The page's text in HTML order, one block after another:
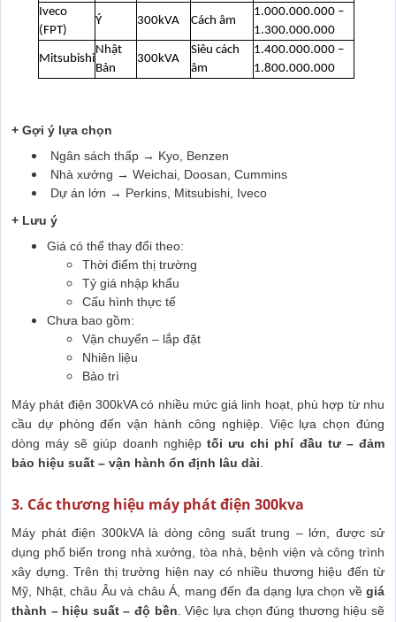
Iveco
(FPT)
Ý 300kVA Cách âm
1.000.000.000 –
1.300.000.000
Mitsubishi
Nhật
Bản
300kVA
Siêu cách
âm
1.400.000.000 –
1.800.000.000
+ Gợi ý lựa chọn
Ngân sách thấp → Kyo, Benzen
Nhà xưởng → Weichai, Doosan, Cummins
Dự án lớn → Perkins, Mitsubishi, Iveco
+ Lưu ý
Giá có thể thay đổi theo:
Thời điểm thị trường
Tỷ giá nhập khẩu
Cấu hình thực tế
Chưa bao gồm:
Vận chuyển – lắp đặt
Nhiên liệu
Bảo trì
Máy phát điện 300kVA có nhiều mức giá linh hoạt, phù hợp từ nhu
cầu dự phòng đến vận hành công nghiệp. Việc lựa chọn đúng
dòng máy sẽ giúp doanh nghiệp tối ưu chi phí đầu tư – đảm
bảo hiệu suất – vận hành ổn định lâu dài
3. Các thương hiệu máy phát điện 300kva
Máy phát điện 300kVA là dòng công suất trung – lớn, được sử
dụng phổ biến trong nhà xưởng, tòa nhà, bệnh viện và công trình
xây dựng. Trên thị trường hiện nay có nhiều thương hiệu đến từ
Mỹ, Nhật, châu Âu và châu Á, mang đến đa dạng lựa chọn về giá
thành – hiệu suất – độ bền . Việc lựa chọn đúng thương hiệu sẽ